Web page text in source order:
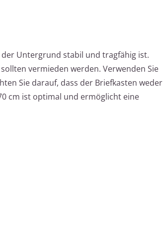
Untergrund stabil und tragfähig ist.
vermieden werden. Verwenden Sie
Sie darauf, dass der Briefkasten weder
cm ist optimal und ermöglicht eine